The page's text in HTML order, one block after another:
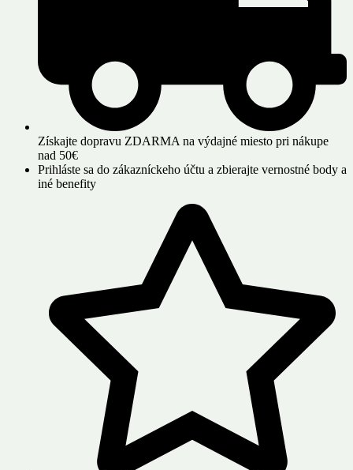
Získajte dopravu ZDARMA na výdajné miesto pri nákupe
nad 50€
Prihláste sa do zákazníckeho účtu a zbierajte vernostné body a
iné benefity